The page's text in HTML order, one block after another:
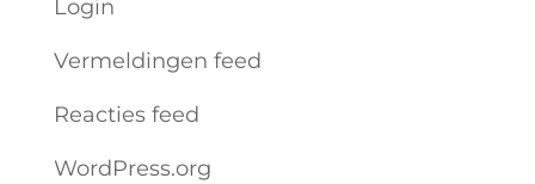
Login
Vermeldingen feed
Reacties feed
WordPress.org